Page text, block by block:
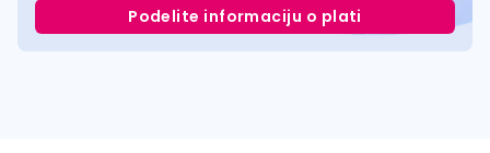
Podelite informaciju o plati